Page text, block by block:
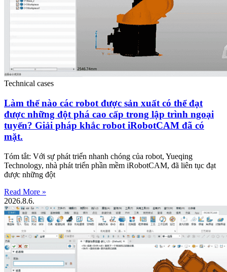
Technical cases
Làm thế nào các robot được sản xuất có thể đạt
được những đột phá cao cấp trong lập trình ngoại
tuyến? Giải pháp khắc robot iRobotCAM đã có
mặt.
Tóm tắt: Với sự phát triển nhanh chóng của robot, Yueqing
Technology, nhà phát triển phần mềm iRobotCAM, đã liên tục đạt
được những đột
Read More »
2026.8.6.